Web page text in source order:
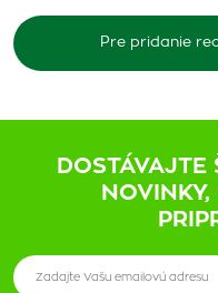
Pre pridanie
DOSTÁVAJTE
NOVINKY,